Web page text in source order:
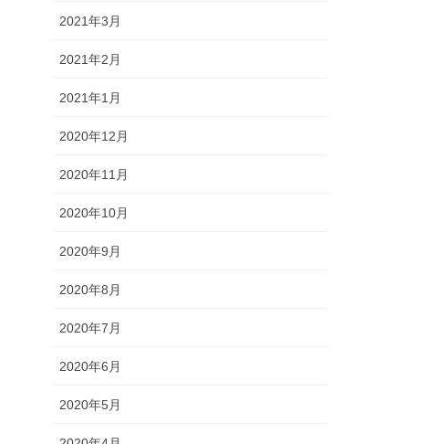
2021年3月
2021年2月
2021年1月
2020年12月
2020年11月
2020年10月
2020年9月
2020年8月
2020年7月
2020年6月
2020年5月